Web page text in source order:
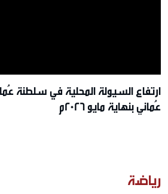
عُماني بنهاية مايو 2026م
رياضة